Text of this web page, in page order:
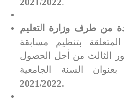
2021/2022.
من طرف وزارة التعليم
المتعلقة بتنظيم مسابقة
الثالث من أجل الحصول
السنة الجامعية
2021/2022.